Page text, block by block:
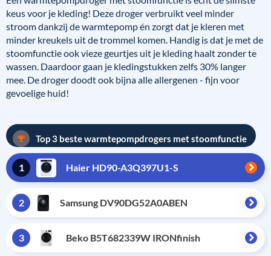
keus voor je kleding! Deze droger verbruikt veel minder
stroom dankzij de warmtepomp én zorgt dat je kleren met
minder kreukels uit de trommel komen. Handig is dat je met de
stoomfunctie ook vieze geurtjes uit je kleding haalt zonder te
wassen. Daardoor gaan je kledingstukken zelfs 30% langer
mee. De droger doodt ook bijna alle allergenen - fijn voor
gevoelige huid!
Top 3 beste warmtepompdrogers met stoomfunctie
1 Haier HD90-A3Q397U1-S
2 Samsung DV90DG52A0ABEN
3 Beko B5T682339W IRONfinish